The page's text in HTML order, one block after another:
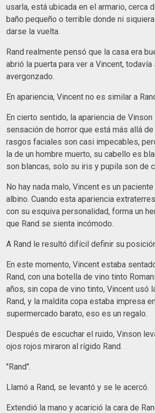
usarla, está ubicada en el armario, cerca
baño pequeño o terrible donde ni
darse la vuelta.
Rand realmente pensó que la casa era
abrió la puerta para ver a Vincent,
avergonzado.
En apariencia, Vincent no es similar a
En cierto sentido, la apariencia de
sensación de horror que está más allá de
rasgos faciales son casi impecables,
la de un hombre muerto, su cabello es
son blancas, solo su iris y pupila son de
No hay nada malo, Vincent es un
albino. Cuando esta apariencia
con su esquiva personalidad, forma un
que Rand se sienta incómodo.
A Rand le resultó difícil definir su
En este momento, Vincent estaba
Rand, con una botella de vino tinto
años, sin copa de vino tinto, Vincent usó
Rand, y la maldita copa estaba impresa
supermercado barato, eso es un regalo.
Después de escuchar el ruido, Vinson
ojos rojos miraron al rígido Rand.
"Rand".
Llamó a Rand, se levantó y se le acercó.
Extendió la mano y acarició la cara de